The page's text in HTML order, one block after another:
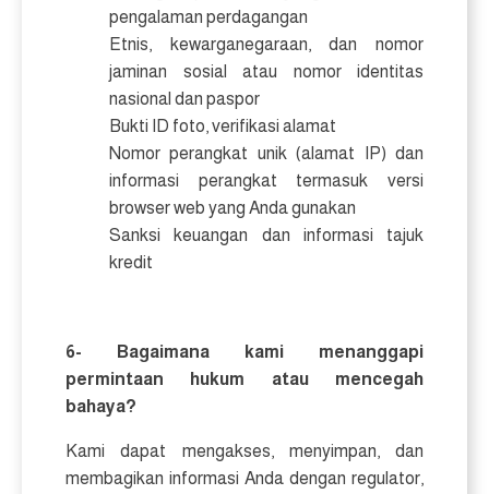
pengalaman perdagangan
Etnis, kewarganegaraan, dan nomor
jaminan sosial atau nomor identitas
nasional dan paspor
Bukti ID foto, verifikasi alamat
Nomor perangkat unik (alamat IP) dan
informasi perangkat termasuk versi
browser web yang Anda gunakan
Sanksi keuangan dan informasi tajuk
kredit
6- Bagaimana kami menanggapi
permintaan hukum atau mencegah
bahaya?
Kami dapat mengakses, menyimpan, dan
membagikan informasi Anda dengan regulator,